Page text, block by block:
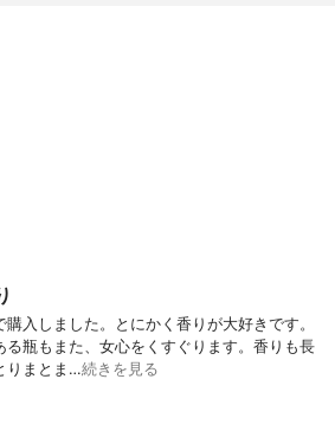
入しました。とにかく香りが大好きです。
る瓶もまた、女心をくすぐります。香りも長
りまとま…続きを見る